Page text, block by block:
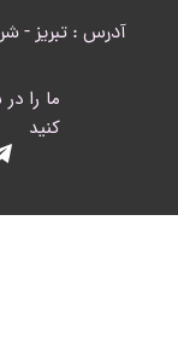
آدرس : تبریز -
ما را
کنید